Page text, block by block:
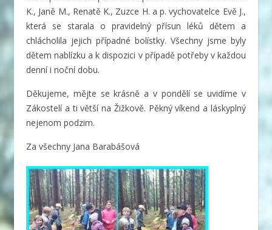
K., Janě M., Renatě K., Zuzce H. a p. vychovatelce Evě J.,
která se starala o pravidelný přísun léků dětem a
chlácholila jejich případné bolístky. Všechny jsme byly
dětem nablízku a k dispozici v případě potřeby v každou
denní i noční dobu.
Děkujeme, mějte se krásně a v pondělí se uvidíme v
Zákostelí a ti větší na Žižkově. Pěkný víkend a láskyplný
nejenom podzim.
Za všechny Jana Barabášová